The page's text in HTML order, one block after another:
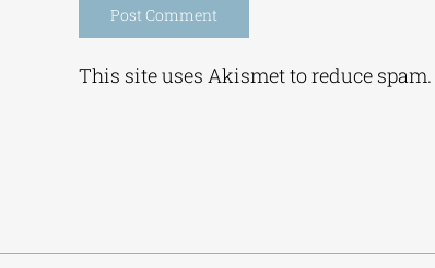
This site uses Akismet to reduce spam.